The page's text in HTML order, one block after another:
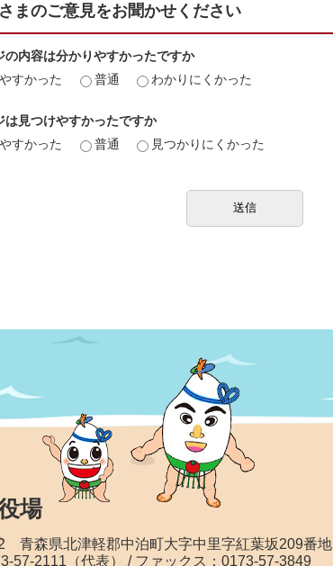
まのご意見をお聞かせください
の内容は分かりやすかったですか
すかった
普通 わかりにくかった
は見つけやすかったですか
すかった
普通 見つかりにくかった
場
青森県北津軽郡中泊町大字中里字紅葉坂209番地
57-2111（代表） / ファックス：0173-57-3849